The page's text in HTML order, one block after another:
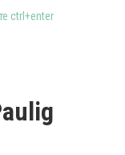
ctrl+enter